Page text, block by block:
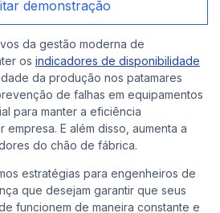
demonstração
da gestão moderna de
os indicadores de disponibilidade
da produção nos patamares
de falhas em equipamentos
para manter a eficiência
E além disso, aumenta a
do chão de fábrica.
estratégias para engenheiros de
que desejam garantir que seus
funcionem de maneira constante e